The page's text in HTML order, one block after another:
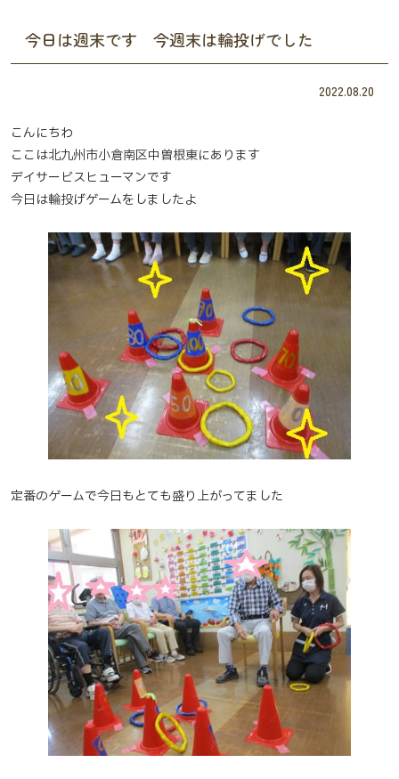
今日は週末です 今週末は輪投げでした
2022.08.20
こんにちわ
ここは北九州市小倉南区中曽根東にあります
デイサービスヒューマンです
今日は輪投げゲームをしましたよ
定番のゲームで今日もとても盛り上がってました